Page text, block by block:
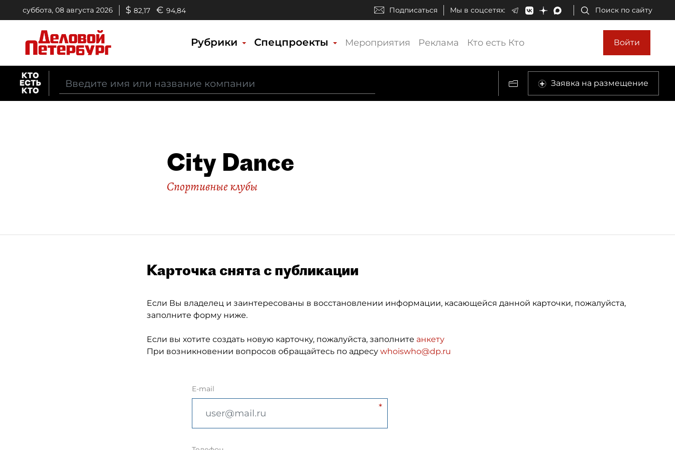
суббота, 08 августа 2026 $ 82,17 € 94,84 Подписаться Мы в соцсетях: Поиск по сайту
Рубрики Спецпроекты Мероприятия Реклама Кто есть Кто Войти
Заявка на размещение
City Dance
Спортивные клубы
Карточка снята с публикации
Если Вы владелец и заинтересованы в восстановлении информации, касающейся данной карточки, пожалуйста,
заполните форму ниже.
Если вы хотите создать новую карточку, пожалуйста, заполните анкету
При возникновении вопросов обращайтесь по адресу whoiswho@dp.ru
E-mail